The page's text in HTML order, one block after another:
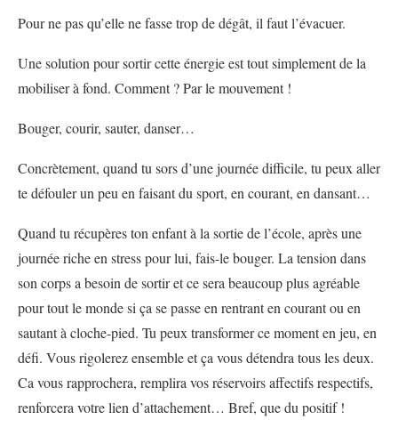
Pour ne pas qu’elle ne fasse trop de dégât, il faut l’évacuer.
Une solution pour sortir cette énergie est tout simplement de la
mobiliser à fond. Comment ? Par le mouvement !
Bouger, courir, sauter, danser…
Concrètement, quand tu sors d’une journée difficile, tu peux aller
te défouler un peu en faisant du sport, en courant, en dansant…
Quand tu récupères ton enfant à la sortie de l’école, après une
journée riche en stress pour lui, fais-le bouger. La tension dans
son corps a besoin de sortir et ce sera beaucoup plus agréable
pour tout le monde si ça se passe en rentrant en courant ou en
sautant à cloche-pied. Tu peux transformer ce moment en jeu, en
défi. Vous rigolerez ensemble et ça vous détendra tous les deux.
Ca vous rapprochera, remplira vos réservoirs affectifs respectifs,
renforcera votre lien d’attachement… Bref, que du positif !